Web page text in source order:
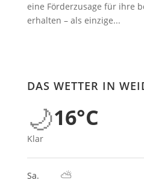
eine Förderzusage für ihre
erhalten – als einzige...
DAS WETTER IN
🌙16°C
Klar
Sa. ⛅